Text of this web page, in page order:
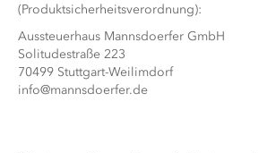
(Produktsicherheitsverordnung):
Aussteuerhaus Mannsdoerfer GmbH
Solitudestraße 223
70499 Stuttgart-Weilimdorf
info@mannsdoerfer.de